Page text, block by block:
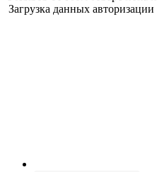
Загрузка данных авторизации